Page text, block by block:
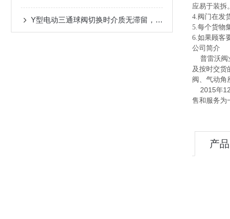
Y型电动三通球阀切换时介质无滞留，不会造成二次污染
应易于装拆。
4.阀门在发
5.每个货物
6.如果顾客
公司简介
普雷沃阀
及按时交货
阀、气动角
2015年12
售和服务为
产